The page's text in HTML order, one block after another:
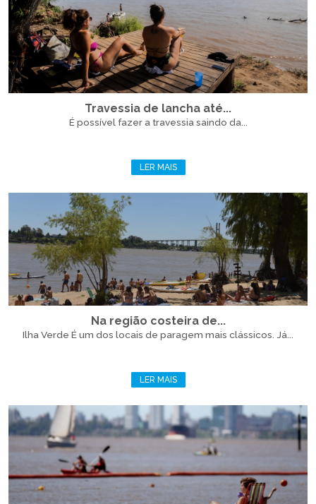
Travessia de lancha até...
É possível fazer a travessia saindo da...
LER MAIS
Na região costeira de...
Ilha Verde É um dos locais de paragem mais clássicos. Já...
LER MAIS